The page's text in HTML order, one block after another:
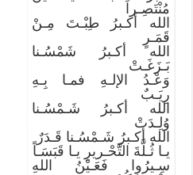
مُنْتَصِـراً
الله أكـبرُ طِبْـتَ مِـنْ
قَمَـرٍ
الله أكـبرُ شَمْسُـنا
بَـزَغَـتْ
وَعْـدُ الإلـهِ فمـا بِـهِ
رِيَـبٌ
الله أكـبرُ شَـمْسُـنا
وُلِـدَتْ
الله أكـبرُ شَـمْسُـنا قَـدَرٌ
يـا ثُـلَّةَ التَّحْـريرِ يـا قَبَسَـاً
سِـيرُوا فَعَـيْنُ اللهِ